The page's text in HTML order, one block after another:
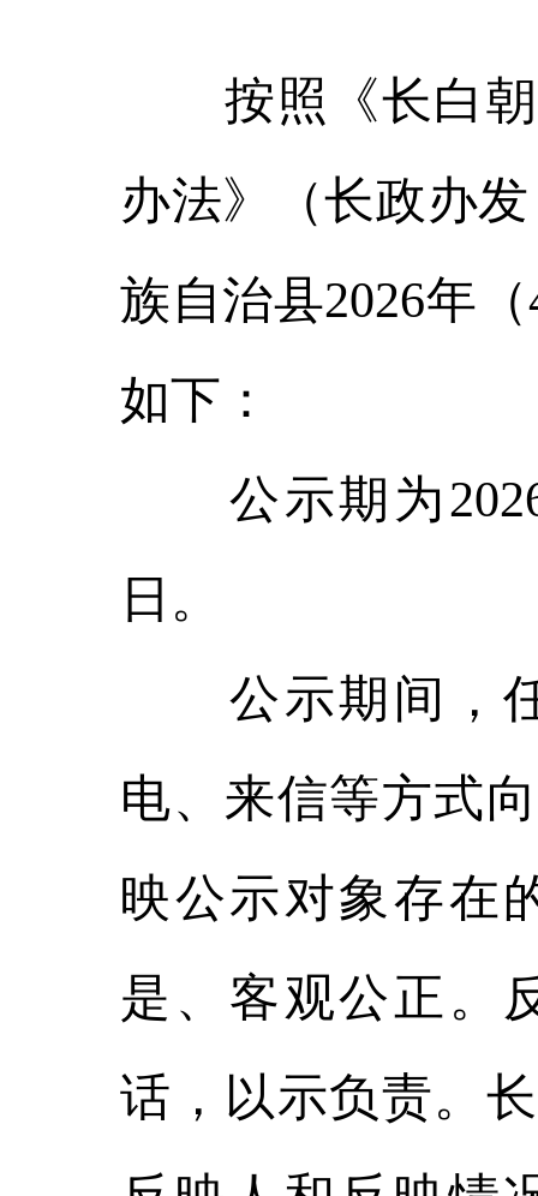
按照《长白朝
办法》（长政办
族自治县2026年
如下：
公示期为2026
日。
公示期间，任
电、来信等方式
映公示对象存在
是、客观公正。
话，以示负责。